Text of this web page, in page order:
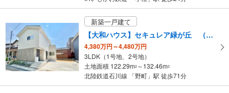
新築一戸建て
【大和ハウス】セキュレア緑が丘 （分譲住宅）
4,380万円～4,480万円
3LDK（1号地、2号地）
土地面積 122.29m2 ～132.46m2
北陸鉄道石川線 「野町」駅 徒歩71分